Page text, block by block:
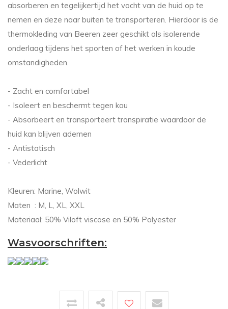
absorberen en tegelijkertijd het vocht van de huid op te
nemen en deze naar buiten te transporteren. Hierdoor is de
thermokleding van Beeren zeer geschikt als isolerende
onderlaag tijdens het sporten of het werken in koude
omstandigheden.
- Zacht en comfortabel
- Isoleert en beschermt tegen kou
- Absorbeert en transporteert transpiratie waardoor de
huid kan blijven ademen
- Antistatisch
- Vederlicht
Kleuren: Marine, Wolwit
Maten : M, L, XL, XXL
Materiaal: 50% Viloft viscose en 50% Polyester
Wasvoorschriften: